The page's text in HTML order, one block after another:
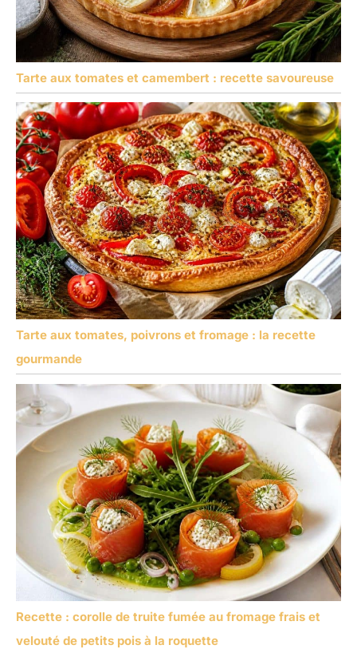
Tarte aux tomates et camembert : recette savoureuse
Tarte aux tomates, poivrons et fromage : la recette
gourmande
Recette : corolle de truite fumée au fromage frais et
velouté de petits pois à la roquette